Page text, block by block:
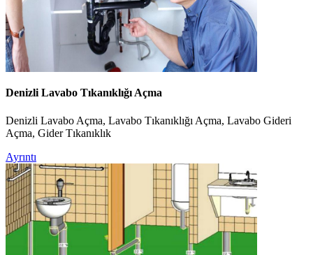
Denizli Lavabo Tıkanıklığı Açma
Denizli Lavabo Açma, Lavabo Tıkanıklığı Açma, Lavabo Gideri
Açma, Gider Tıkanıklık
Ayrıntı